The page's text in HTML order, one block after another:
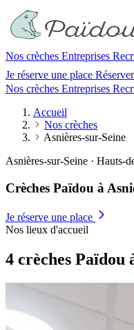
Nos crèches Entreprises
Je réserve une place Réserver
Nos crèches Entreprises
Accueil
Nos crèches
Asnières-sur-Seine
Asnières-sur-Seine · Hauts-
Crèches Païdou à
Je réserve une place
Nos lieux d'accueil
4 crèches Païdou